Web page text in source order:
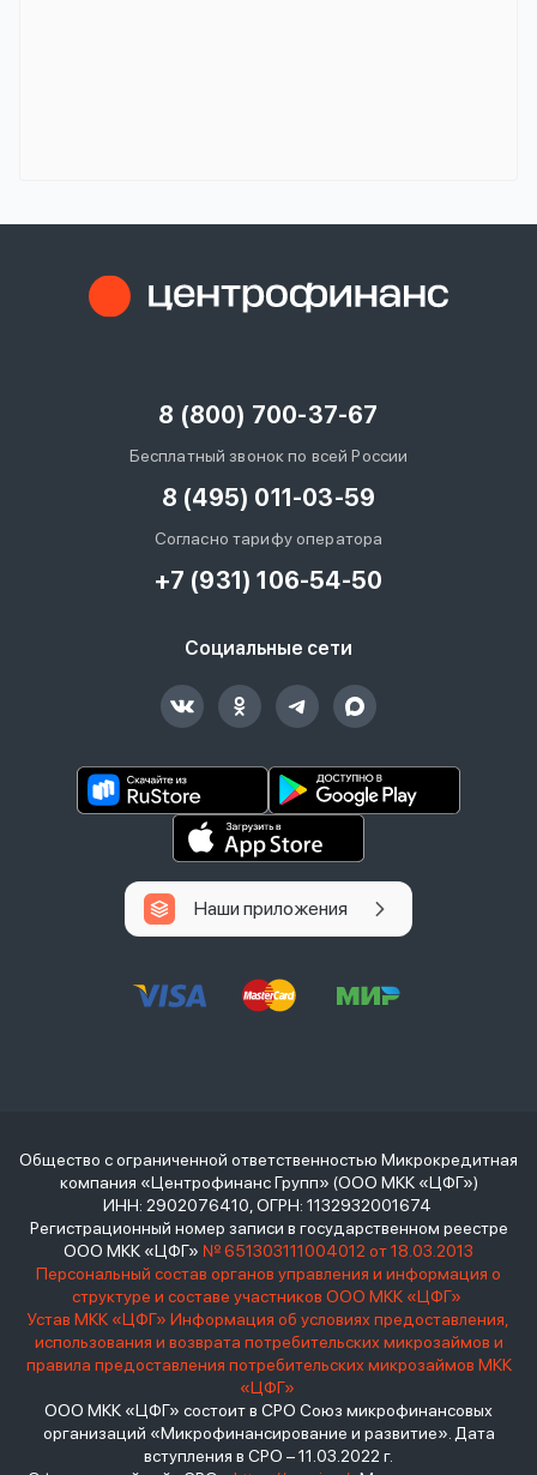
8 (800) 700-37-67
Бесплатный звонок по всей России
8 (495) 011-03-59
Согласно тарифу оператора
+7 (931) 106-54-50
Социальные сети
Наши приложения
Общество с ограниченной ответственностью Микрокредитная
компания «Центрофинанс Групп» (ООО МКК «ЦФГ»)
ИНН: 2902076410, ОГРН: 1132932001674
Регистрационный номер записи в государственном реестре
ООО МКК «ЦФГ» № 651303111004012 от 18.03.2013
Персональный состав органов управления и информация о
структуре и составе участников ООО МКК «ЦФГ»
Устав МКК «ЦФГ» Информация об условиях предоставления,
использования и возврата потребительских микрозаймов и
правила предоставления потребительских микрозаймов МКК
«ЦФГ»
ООО МКК «ЦФГ» состоит в СРО Союз микрофинансовых
организаций «Микрофинансирование и развитие». Дата
вступления в СРО – 11.03.2022 г.